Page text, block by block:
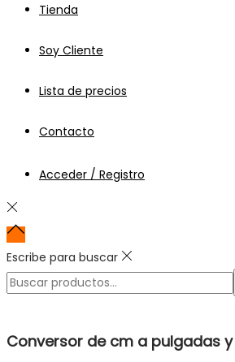
Tienda
Soy Cliente
Lista de precios
Contacto
Acceder / Registro
Escribe para buscar
Búsqueda
Conversor de cm a pulgadas